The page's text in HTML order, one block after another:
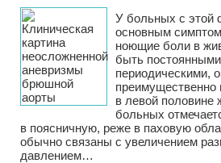
У больных с этой
основным
ноющие боли в
быть
периодическими,
преимущественно
в левой половине
больных
в поясничную, реже в паховую
обычно связаны с увеличением
давлением…